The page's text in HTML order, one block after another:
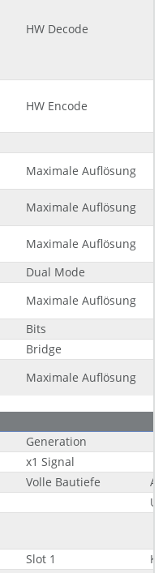
HW Decode
HW Encode
Maximale Auflösung
Maximale Auflösung
Maximale Auflösung
Dual Mode
Maximale Auflösung
Bits
Bridge
Maximale Auflösung
Generation
x1 Signal
Volle Bautiefe
Slot 1